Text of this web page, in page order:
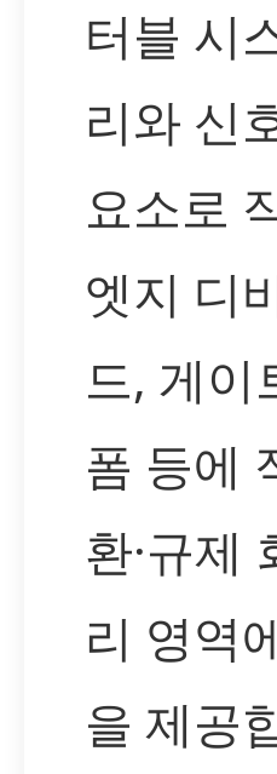
터블 시
리와 신
요소로
엣지 디
드, 게이
폼 등에
환·규제
리 영역
을 제공